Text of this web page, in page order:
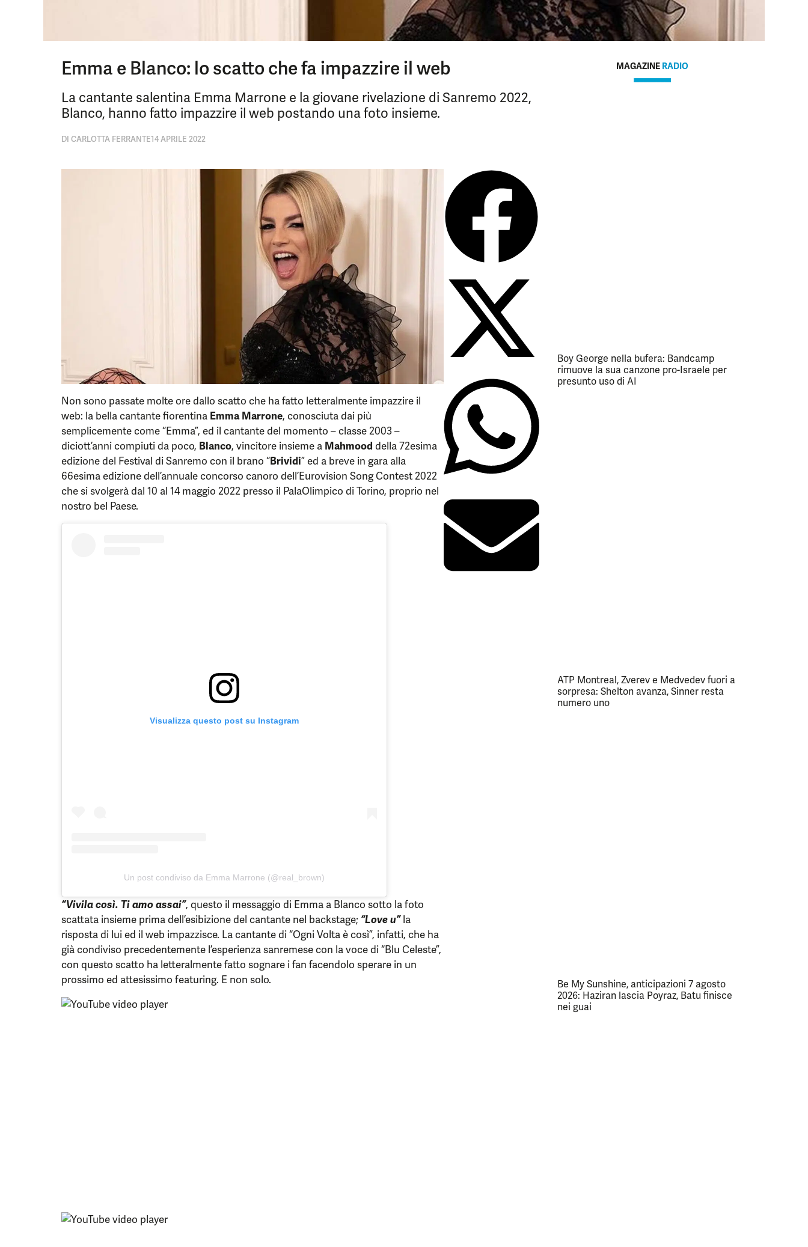
Emma e Blanco: lo scatto che fa impazzire il web
La cantante salentina Emma Marrone e la giovane rivelazione di Sanremo 2022,
Blanco, hanno fatto impazzire il web postando una foto insieme.
DI CARLOTTA FERRANTE14 APRILE 2022
Non sono passate molte ore dallo scatto che ha fatto letteralmente impazzire il
web: la bella cantante fiorentina Emma Marrone, conosciuta dai più
semplicemente come “Emma”, ed il cantante del momento – classe 2003 –
diciott’anni compiuti da poco, Blanco, vincitore insieme a Mahmood della 72esima
edizione del Festival di Sanremo con il brano “Brividi” ed a breve in gara alla
66esima edizione dell’annuale concorso canoro dell’Eurovision Song Contest 2022
che si svolgerà dal 10 al 14 maggio 2022 presso il PalaOlimpico di Torino, proprio nel
nostro bel Paese.
Visualizza questo post su Instagram
Un post condiviso da Emma Marrone (@real_brown)
“Vivila così. Ti amo assai”, questo il messaggio di Emma a Blanco sotto la foto
scattata insieme prima dell’esibizione del cantante nel backstage; “Love u”la
risposta di lui ed il web impazzisce. La cantante di “Ogni Volta è così”, infatti, che ha
già condiviso precedentemente l’esperienza sanremese con la voce di “Blu Celeste”,
con questo scatto ha letteralmente fatto sognare i fan facendolo sperare in un
prossimo ed attesissimo featuring. E non solo.
MAGAZINE RADIO
Boy George nella bufera: Bandcamp
rimuove la sua canzone pro-Israele per
presunto uso di AI
ATP Montreal, Zverev e Medvedev fuori a
sorpresa: Shelton avanza, Sinner resta
numero uno
Be My Sunshine, anticipazioni 7 agosto
2026: Haziran lascia Poyraz, Batu finisce
nei guai